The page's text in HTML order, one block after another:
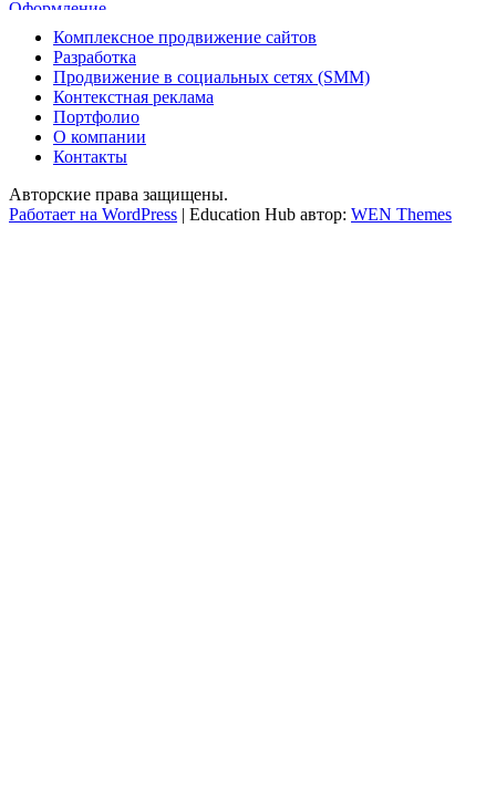
Комплексное продвижение сайтов
Разработка
Продвижение в социальных сетях (SMM)
Контекстная реклама
Портфолио
О компании
Контакты
Авторские права защищены.
Работает на WordPress | Education Hub автор: WEN Themes